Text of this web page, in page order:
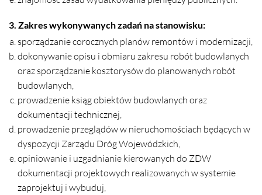
3. Zakres wykonywanych zadań na stanowisku:
sporządzanie corocznych planów remontów i modernizacji,
dokonywanie opisu i obmiaru zakresu robót budowlanych
oraz sporządzanie kosztorysów do planowanych robót
budowlanych,
prowadzenie ksiąg obiektów budowlanych oraz
dokumentacji technicznej,
prowadzenie przeglądów w nieruchomościach będących w
dyspozycji Zarządu Dróg Wojewódzkich,
opiniowanie i uzgadnianie kierowanych do ZDW
dokumentacji projektowych realizowanych w systemie
zaprojektuj i wybuduj,